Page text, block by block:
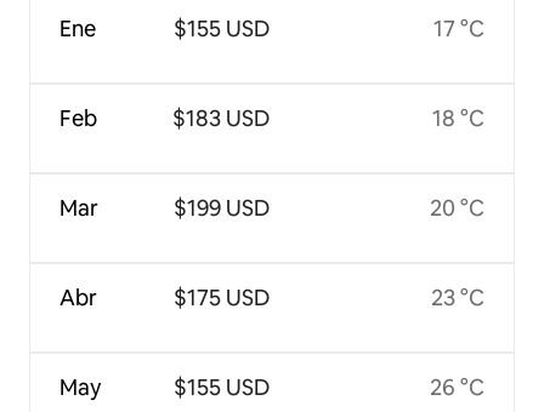
Ene
Feb
Mar
Abr
May
$155 USD
$183 USD
$199 USD
$175 USD
$155 USD
17 °C
18 °C
20 °C
23 °C
26 °C